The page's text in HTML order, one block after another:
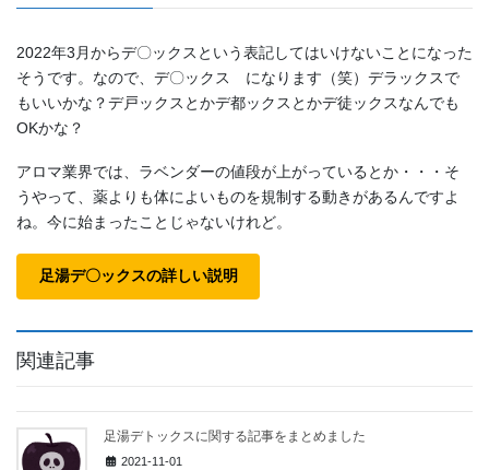
2022年3月からデ〇ックスという表記してはいけないことになった
そうです。なので、デ〇ックス になります（笑）デラックスで
もいいかな？デ戸ックスとかデ都ックスとかデ徒ックスなんでも
OKかな？
アロマ業界では、ラベンダーの値段が上がっているとか・・・そ
うやって、薬よりも体によいものを規制する動きがあるんですよ
ね。今に始まったことじゃないけれど。
足湯デ〇ックスの詳しい説明
関連記事
足湯デトックスに関する記事をまとめました
2021-11-01